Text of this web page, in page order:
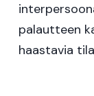
palautteen
haastavia